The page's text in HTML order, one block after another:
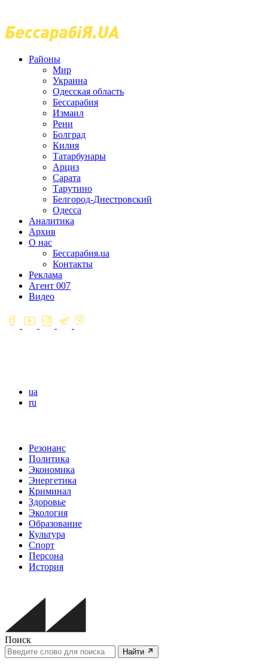
Районы
Мир
Украина
Одесская область
Бессарабия
Измаил
Рени
Болград
Килия
Татарбунары
Арциз
Сарата
Тарутино
Белгород-Днестровский
Одесса
Аналитика
Архив
О нас
Бессарабия.ua
Контакты
Реклама
Агент 007
Видео
ua
ru
Резонанс
Политика
Экономика
Энергетика
Криминал
Здоровье
Экология
Образование
Культура
Спорт
Персона
История
Поиск
Найти